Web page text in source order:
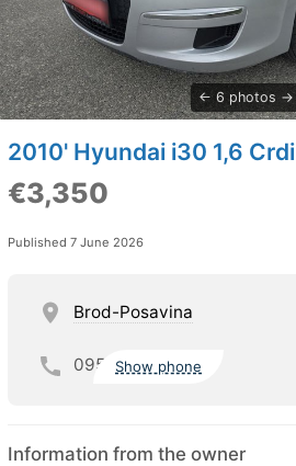
6 photos
2010' Hyundai i30 1,6 Crdi
€3,350
Published 7 June 2026
Brod-Posavina
095 Show phone
Information from the owner